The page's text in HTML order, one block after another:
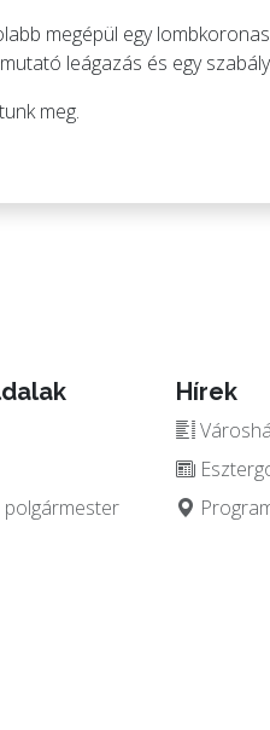
megépül egy
leágazás és egy
meg.
Hírek